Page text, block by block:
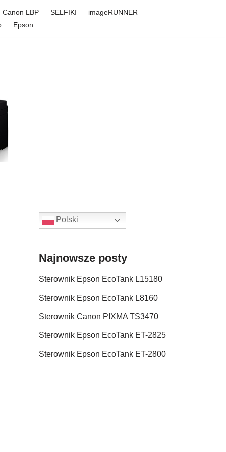
Canon LBP SELFIKI
imageRUNNER
Epson
Polski
Najnowsze posty
Sterownik Epson EcoTank L15180
Sterownik Epson EcoTank L8160
Sterownik Canon PIXMA TS3470
Sterownik Epson EcoTank ET-2825
Sterownik Epson EcoTank ET-2800